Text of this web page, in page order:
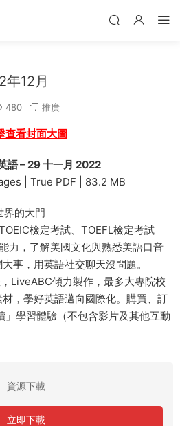
12月
480 推廣
查看封面大圖
語 – 29 十一月 2022
| True PDF | 83.2 MB
界的大門
檢定考試、TOEFL檢定考試
力，了解美國文化與熟悉美語口音
事，用英語社交聊天沒問題。
LiveABC傾力製作，最多大專院校
，學好英語邁向國際化。購買、訂
學習體驗（不包含影片及其他互動
資源下載
立即下載